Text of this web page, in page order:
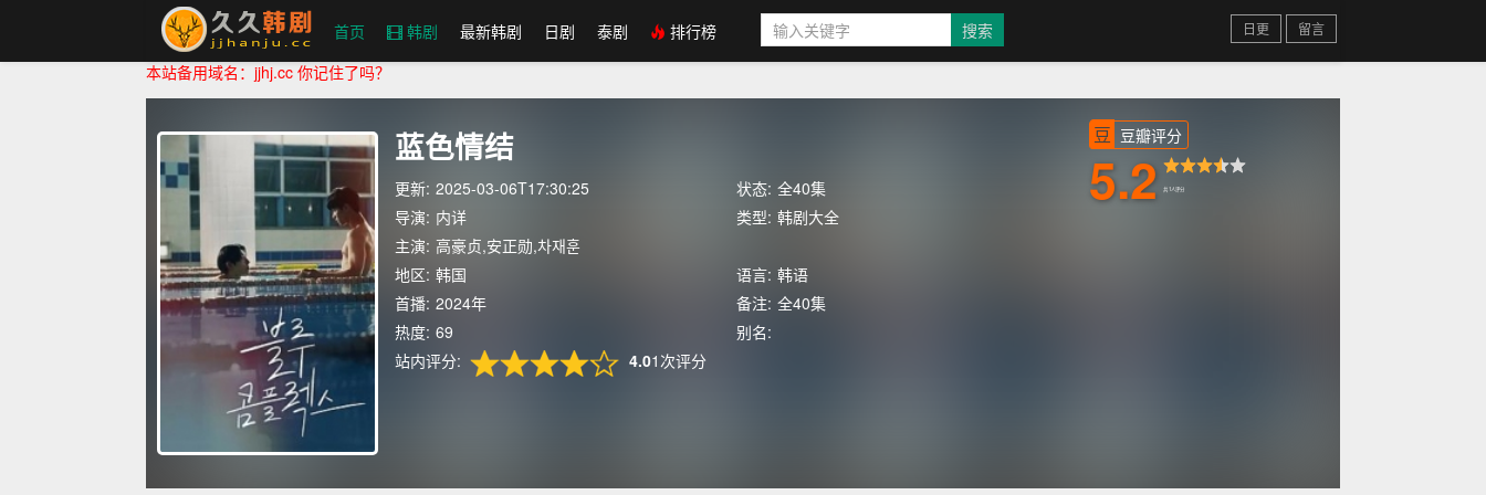
首页 韩剧 最新韩剧 日剧 泰剧 排行榜 日更 留言
本站备用域名：jjhj.cc 你记住了吗？
蓝色情结
更新: 2025-03-06T17:30:25 状态: 全40集
导演: 内详 类型: 韩剧大全
主演: 高豪贞,安正勋,차재훈
地区: 韩国 语言: 韩语
首播: 2024年 备注: 全40集
热度: 69
别名:
站内评分:
4.01次评分
豆 豆瓣评分
5.2 共 1人评分